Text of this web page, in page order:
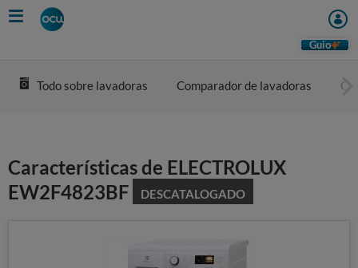
Skip
to
Guio
Todo sobre lavadoras Comparador de lavadoras
Características de ELECTROLUX
EW2F4823BF
DESCATALOGADO